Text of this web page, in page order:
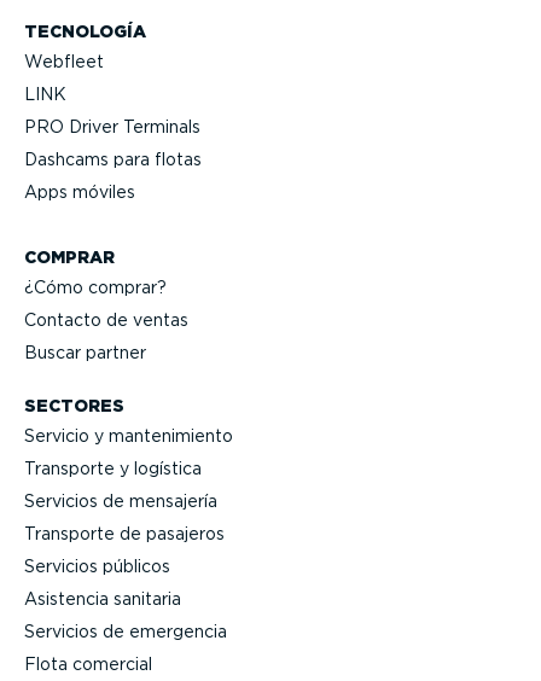
TECNOLOGÍA
Webfleet
LINK
PRO Driver Terminals
Dashcams para flotas
Apps móviles
COMPRAR
¿Cómo comprar?
Contacto de ventas
Buscar partner
SECTORES
Servicio y mante­ni­miento
Transporte y logística
Servicios de mensajería
Transporte de pasajeros
Servicios públicos
Asistencia sanitaria
Servicios de emergencia
Flota comercial